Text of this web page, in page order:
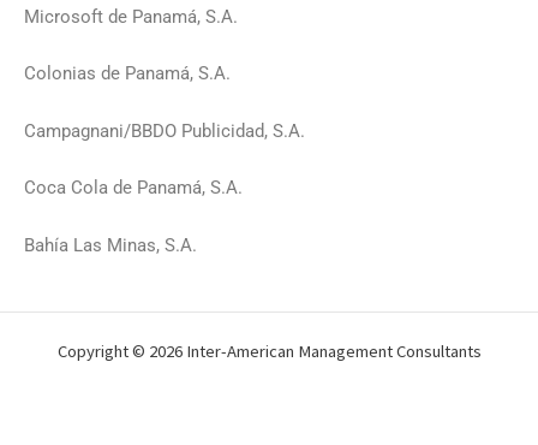
Microsoft de Panamá, S.A.
Colonias de Panamá, S.A.
Campagnani/BBDO Publicidad, S.A.
Coca Cola de Panamá, S.A.
Bahía Las Minas, S.A.
Copyright © 2026 Inter-American Management Consultants